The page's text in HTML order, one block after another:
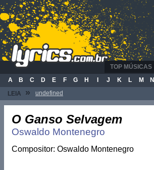
TOP MÚSICAS
A
B C D E F G H J K L M N
LEIA
» undefined
O Ganso Selvagem
Oswaldo Montenegro
Compositor: Oswaldo Montenegro